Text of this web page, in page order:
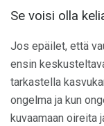
Se voisi olla
Jos epäilet, että
ensin
tarkastella
ongelma ja kun
kuvaamaan oireita